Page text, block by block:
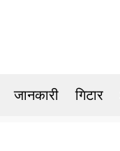
जानकारी गिटार